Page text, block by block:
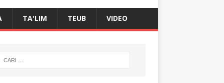
TA'LIM TEUB VIDEO